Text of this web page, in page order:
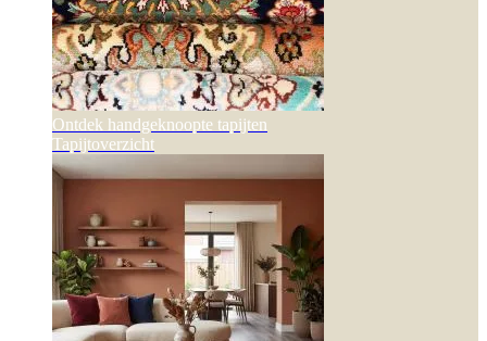
Ontdek handgeknoopte tapijten
Tapijtoverzicht